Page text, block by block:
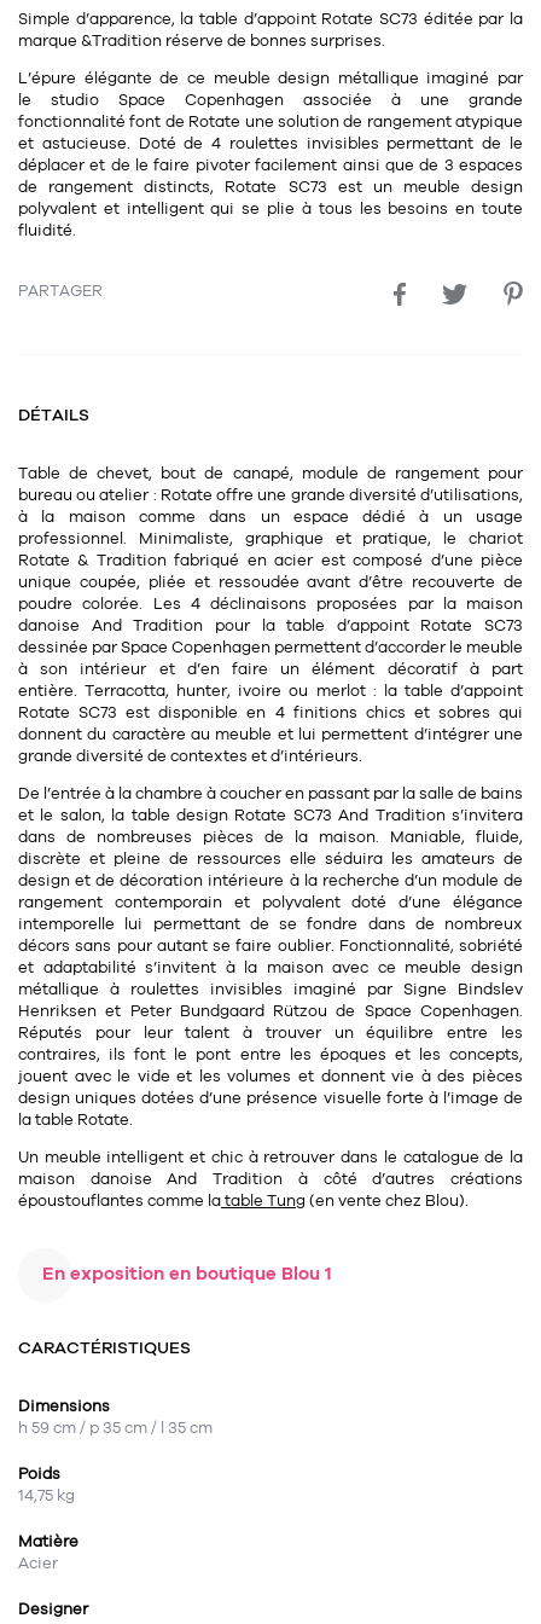
Boîte
Corbeille
Poubelle
Range document
Divers
Plaid
Tapis
Rideau de douche
Divers
bougie35
Candélabre
Bougeoirs
Divers
accessoire116
Rallonges
Table
Table basse
Tréteaux
Table d'appoint
pour la chambre 15
Commode
Chevet
Set de table
Tablier
Toile enduite au mètre
Torchon
objets ludiques11
Travail d'artiste
librairie1
Livre
Housse, étui, coque
Divers
décoration1
Vases
Simple d’apparence, la table d’appoint Rotate SC73 éditée par la
marque &Tradition réserve de bonnes surprises.
L’épure élégante de ce meuble design métallique imaginé par
le studio Space Copenhagen associée à une grande
fonctionnalité font de Rotate une solution de rangement atypique
et astucieuse. Doté de4 roulettes invisibles permettant de le
déplacer et de le faire pivoter facilement ainsi que de 3 espaces
de rangement distincts, Rotate SC73 est un meuble design
polyvalent et intelligent qui se plie à tous les besoins en toute
fluidité.
PARTAGER
DÉTAILS
Table de chevet, bout de canapé, module de rangement pour
bureau ou atelier : Rotate offre une grande diversité d’utilisations,
à la maison comme dans un espace dédié à un usage
professionnel. Minimaliste, graphique et pratique, le chariot
Rotate & Traditionfabriqué en acierest composé d’une pièce
unique coupée, pliée et ressoudée avant d’être recouverte de
poudre colorée. Les 4 déclinaisons proposées par la maison
danoise And Tradition pour la table d’appoint Rotate SC73
dessinée par Space Copenhagen permettent d’accorder le meuble
à son intérieur et d’en faire un élément décoratif à part
entière.Terracotta, hunter, ivoire ou merlot: la table d’appoint
Rotate SC73 est disponible en 4 finitions chics et sobres qui
donnent du caractère au meuble et lui permettent d’intégrer une
grande diversité de contextes et d’intérieurs.
De l’entrée à la chambre à coucher en passant par la salle de bains
et le salon, la table design Rotate SC73 And Tradition s’invitera
dans de nombreuses pièces de la maison. Maniable, fluide,
discrète et pleine de ressources elle séduira les amateurs de
design et de décoration intérieure à la recherche d’un module de
rangement contemporain et polyvalent doté d’une élégance
intemporelle lui permettant de se fondre dans de nombreux
décors sans pour autant se faire oublier. Fonctionnalité, sobriété
et adaptabilité s’invitent à la maison avec ce meuble design
métallique à roulettes invisibles imaginé par Signe Bindslev
Henriksen et Peter Bundgaard Rützou de Space Copenhagen.
Réputés pour leur talent à trouver un équilibre entre les
contraires, ils font le pont entre les époques et les concepts,
jouent avec le vide et les volumes et donnent vie à des pièces
design uniques dotées d’une présence visuelle forte à l’image de
la table Rotate.
Un meuble intelligent et chic à retrouver dans le catalogue de la
maison danoise And Tradition à côté d’autres créations
époustouflantes comme latable Tung (en vente chez Blou).
En exposition en boutique Blou 1
CARACTÉRISTIQUES
Dimensions
h 59 cm / p 35 cm / l 35 cm
Poids
14,75 kg
Matière
Acier
Designer